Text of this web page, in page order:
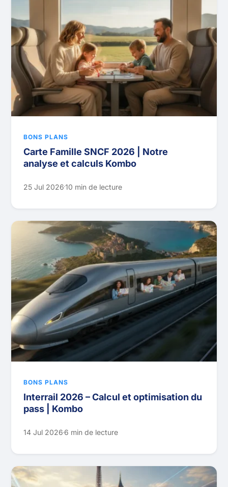
BONS PLANS
Carte Famille SNCF 2026 | Notre
analyse et calculs Kombo
25 Jul 202610 min de lecture
BONS PLANS
Interrail 2026 – Calcul et optimisation du
pass | Kombo
14 Jul 20266 min de lecture